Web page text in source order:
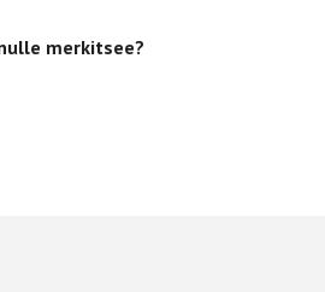
merkitsee?